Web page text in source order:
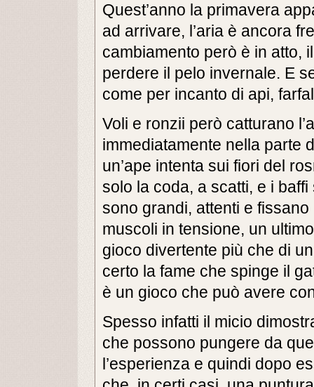
Quest’anno la primavera
ad arrivare, l’aria è ancora
cambiamento però è in atto,
perdere il pelo invernale. E
come per incanto di api,
Voli e ronzii però catturano
immediatamente nella parte
un’ape intenta sui fiori del
solo la coda, a scatti, e i
sono grandi, attenti e
muscoli in tensione, un
gioco divertente più che di
certo la fame che spinge il
è un gioco che può avere
Spesso infatti il micio
che possono pungere da
l’esperienza e quindi dopo